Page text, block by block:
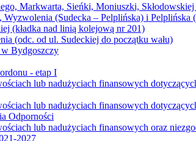
Markwarta, Sieńki, Moniuszki,
(Sudecka – Pelplińska) i Pelplińska
(kładka nad linią kolejową nr 201)
(odc. od ul. Sudeckiej do początku wału)
Bydgoszczy
- etap I
lub nadużyciach finansowych
lub nadużyciach finansowych
Odporności
lub nadużyciach finansowych oraz
2027